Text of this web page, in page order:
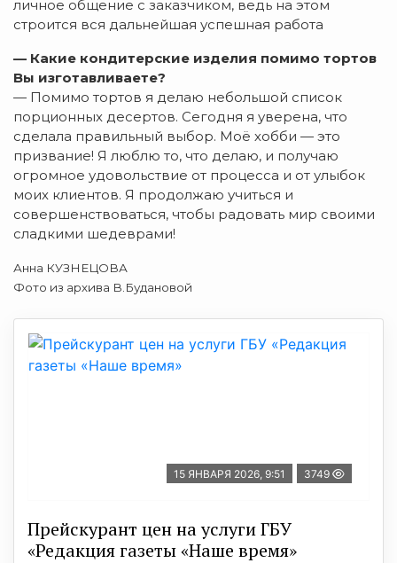
личное общение с заказчиком, ведь на этом
строится вся дальнейшая успешная работа
— Какие кондитерские изделия помимо тортов
Вы изготавливаете?
— Помимо тортов я делаю небольшой список
порционных десертов. Сегодня я уверена, что
сделала правильный выбор. Моё хобби — это
призвание! Я люблю то, что делаю, и получаю
огромное удовольствие от процесса и от улыбок
моих клиентов. Я продолжаю учиться и
совершенствоваться, чтобы радовать мир своими
сладкими шедеврами!
Анна КУЗНЕЦОВА
Фото из архива В.Будановой
15 ЯНВАРЯ 2026, 9:51 3749
Прейскурант цен на услуги ГБУ
«Редакция газеты «Наше время»